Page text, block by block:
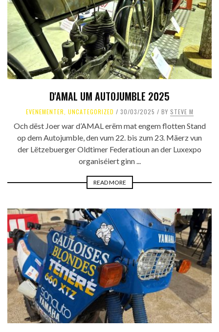
D'AMAL UM AUTOJUMBLE 2025
EVENEMENTER UNCATEGORIZED 30/03/2025 BY STEVE M
Och dëst Joer war d’AMAL erëm mat engem flotten Stand
op dem Autojumble, den vum 22. bis zum 23. Mäerz vun
der Lëtzebuerger Oldtimer Federatioun an der Luxexpo
organiséiert ginn ...
READ MORE